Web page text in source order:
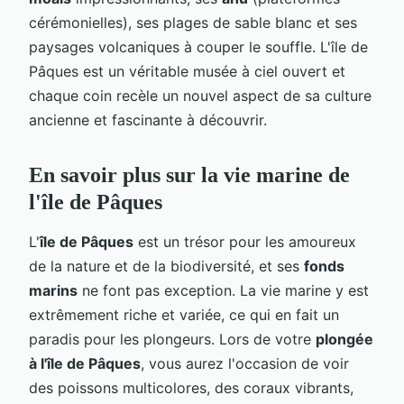
cérémonielles), ses plages de sable blanc et ses
paysages volcaniques à couper le souffle. L'île de
Pâques est un véritable musée à ciel ouvert et
chaque coin recèle un nouvel aspect de sa culture
ancienne et fascinante à découvrir.
En savoir plus sur la vie marine de
l'île de Pâques
L'île de Pâques est un trésor pour les amoureux
de la nature et de la biodiversité, et ses fonds
marins ne font pas exception. La vie marine y est
extrêmement riche et variée, ce qui en fait un
paradis pour les plongeurs. Lors de votre plongée
à l'île de Pâques, vous aurez l'occasion de voir
des poissons multicolores, des coraux vibrants,